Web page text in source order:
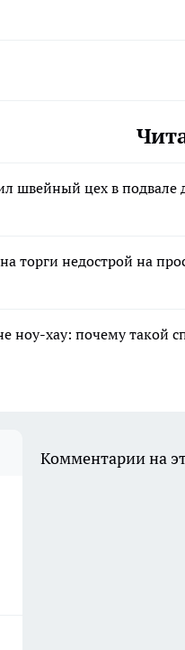
швейный цех в подвале
торги недострой на
хау: почему такой
Комментарии на